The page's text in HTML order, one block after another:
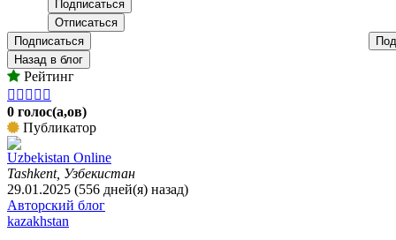
Подписаться
Назад в блог
Рейтинг
    
0 голос(а,ов)
Публикатор
Uzbekistan Online
Tashkent, Узбекистан
29.01.2025 (556 дней(я) назад)
Авторский блог
kazakhstan